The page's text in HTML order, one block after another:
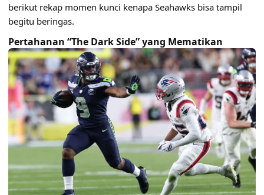
berikut rekap momen kunci kenapa Seahawks bisa tampil
begitu beringas.
Pertahanan “The Dark Side” yang Mematikan